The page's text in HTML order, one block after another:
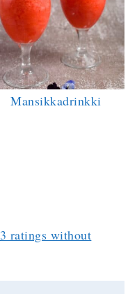
Mansikkadrinkki
3 ratings without